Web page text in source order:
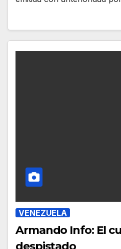
VENEZUELA
Armando Info: El
despistado